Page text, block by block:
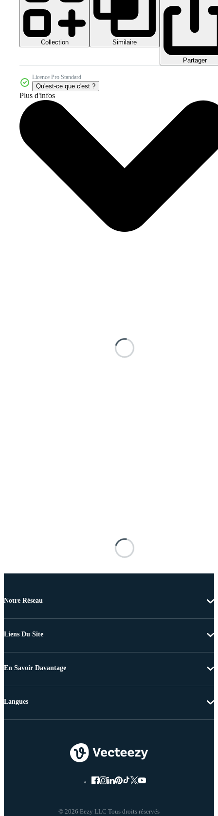
Collection Similaire
Partager
Licence Pro Standard
Qu'est-ce que c'est ?
Plus d'infos
Notre Réseau
Liens Du Site
En Savoir Davantage
© 2026 Eezy LLC Tous droits réservés
Langues